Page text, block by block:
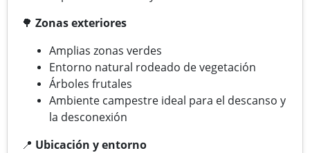
🌳 Zonas exteriores
Amplias zonas verdes
Entorno natural rodeado de vegetación
Árboles frutales
Ambiente campestre ideal para el descanso y
la desconexión
📍 Ubicación y entorno